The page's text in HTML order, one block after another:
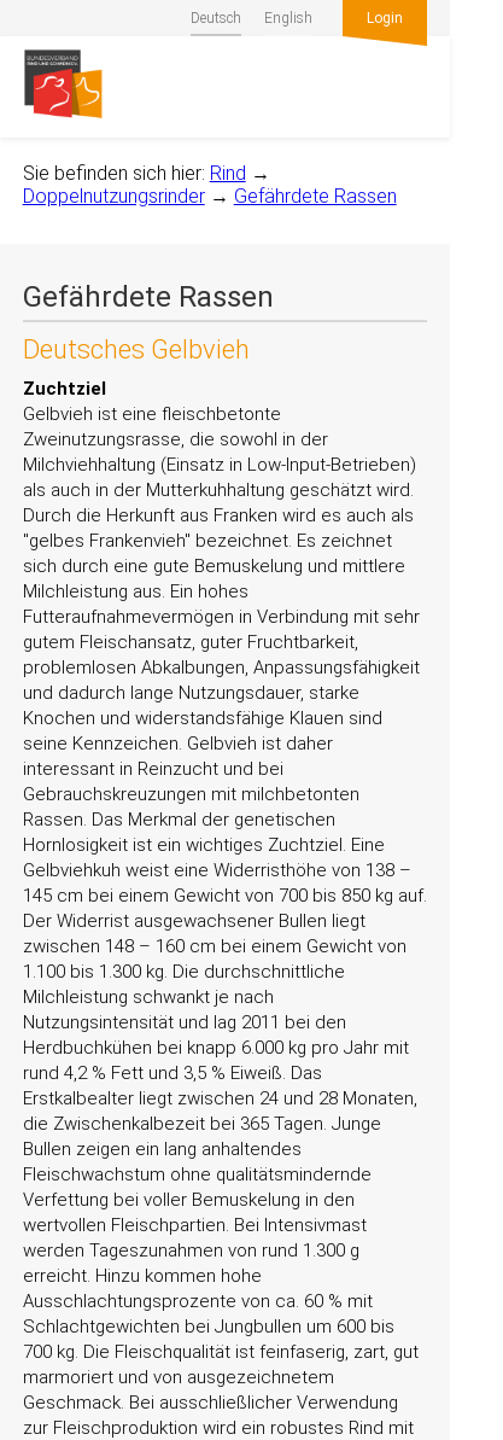
Deutsch English Login
Sie befinden sich hier: Rind →
Doppelnutzungsrinder→ Gefährdete Rassen
Gefährdete Rassen
Deutsches Gelbvieh
Zuchtziel
Gelbvieh ist eine fleischbetonte
Zweinutzungsrasse, die sowohl in der
Milchviehhaltung (Einsatz in Low-Input-Betrieben)
als auch in der Mutterkuhhaltung geschätzt wird.
Durch die Herkunft aus Franken wird es auch als
gelbes Frankenvieh bezeichnet. Es zeichnet
sich durch eine gute Bemuskelung und mittlere
Milchleistung aus. Ein hohes
Futteraufnahmevermögen in Verbindung mit sehr
gutem Fleischansatz, guter Fruchtbarkeit,
problemlosen Abkalbungen, Anpassungsfähigkeit
und dadurch lange Nutzungsdauer, starke
Knochen und widerstandsfähige Klauen sind
seine Kennzeichen. Gelbvieh ist daher
interessant in Reinzucht und bei
Gebrauchskreuzungen mit milchbetonten
Rassen. Das Merkmal der genetischen
Hornlosigkeit ist ein wichtiges Zuchtziel. Eine
Gelbviehkuh weist eine Widerristhöhe von 138 –
145 cm bei einem Gewicht von 700 bis 850 kg auf.
Der Widerrist ausgewachsener Bullen liegt
zwischen 148 – 160 cm bei einem Gewicht von
1.100 bis 1.300 kg. Die durchschnittliche
Milchleistung schwankt je nach
Nutzungsintensität und lag 2011 bei den
Herdbuchkühen bei knapp 6.000 kg pro Jahr mit
rund 4,2 % Fett und 3,5 % Eiweiß. Das
Erstkalbealter liegt zwischen 24 und 28 Monaten,
die Zwischenkalbezeit bei 365 Tagen. Junge
Bullen zeigen ein lang anhaltendes
Fleischwachstum ohne qualitätsmindernde
Verfettung bei voller Bemuskelung in den
wertvollen Fleischpartien. Bei Intensivmast
werden Tageszunahmen von rund 1.300 g
erreicht. Hinzu kommen hohe
Ausschlachtungsprozente von ca. 60 % mit
Schlachtgewichten bei Jungbullen um 600 bis
700 kg. Die Fleischqualität ist feinfaserig, zart, gut
marmoriert und von ausgezeichnetem
Geschmack. Bei ausschließlicher Verwendung
zur Fleischproduktion wird ein robustes Rind mit